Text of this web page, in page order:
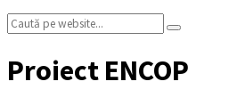
Search:
Proiect ENCOP